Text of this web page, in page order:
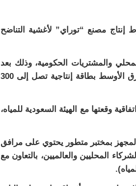
إنتاج مصنع “توراي” لأغشية التناضح
والمشتريات الحكومية، وذلك بعد
اكتمال تنفيذه بشراكة سعودية يابانية، ليكون الأكبر من نوعه في منطقة الشرق الأوسط بطاقة إنتاجية تصل إلى 300
وقعتها مع الهيئة السعودية للمياه،
بمختبر متطور يحتوي على مرافق
المحليين والعالميين، بالتعاون مع